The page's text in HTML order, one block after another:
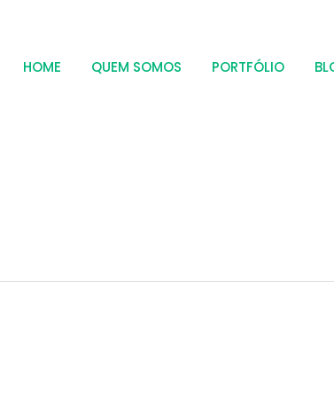
HOME QUEM SOMOS PORTFÓLIO